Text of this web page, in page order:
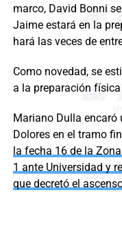
marco, David Bonni
Jaime estará en la
hará las veces de
Como novedad, se
a la preparación
Mariano Dulla encaró
Dolores en el tramo
la fecha 16 de la
1 ante Universidad y
que decretó el